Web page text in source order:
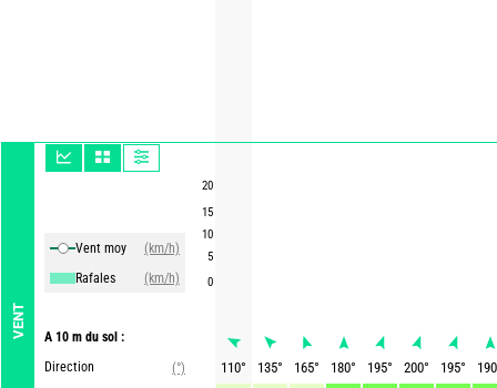
VENT
Vent moy
(km/h)
Rafales
(km/h)
A 10 m du sol :
Direction
(°)
20
15
10
5
0
110° 135° 165° 180° 195° 200° 195°
190